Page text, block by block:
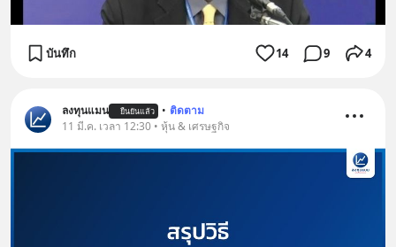
บันทึก 14 9 4
ลงทุนแมน ยืนยันแล้ว • ติดตาม
11 มี.ค. เวลา 12:30 • หุ้น & เศรษฐกิจ